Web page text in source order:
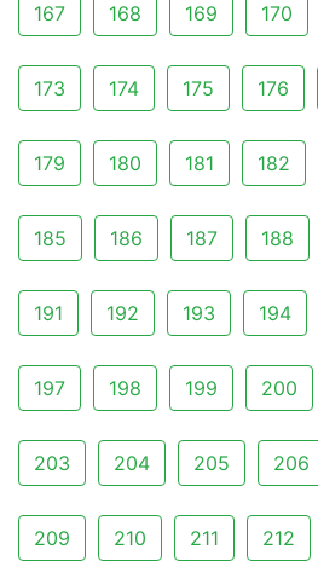
167 168 169 170
173 174 175 176
179 180 181 182
185 186 187 188
191 192 193 194
197 198 199 200
203 204 205 206
209 210 211 212